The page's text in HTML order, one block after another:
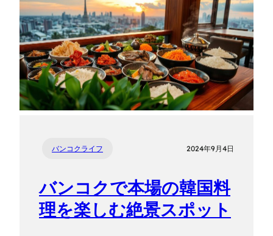
バンコクライフ 2024年9月4日
バンコクで本場の韓国料
理を楽しむ絶景スポット